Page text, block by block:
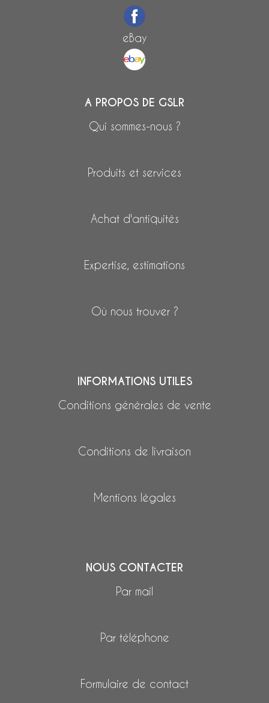
eBay
A PROPOS DE GSLR
Qui sommes-nous ?
Produits et services
Achat d'antiquités
Expertise, estimations
Où nous trouver ?
INFORMATIONS UTILES
Conditions générales de vente
Conditions de livraison
Mentions légales
NOUS CONTACTER
Par mail
Par téléphone
Formulaire de contact